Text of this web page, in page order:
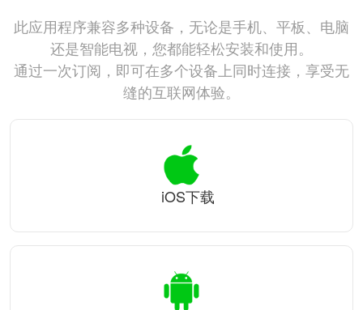
此应用程序兼容多种设备，无论是手机、平板、电脑
还是智能电视，您都能轻松安装和使用。
通过一次订阅，即可在多个设备上同时连接，享受无
缝的互联网体验。
iOS下载